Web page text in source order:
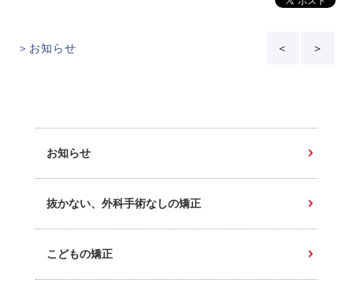
＞お知らせ ＜ ＞
お知らせ
抜かない、外科手術なしの矯正
こどもの矯正